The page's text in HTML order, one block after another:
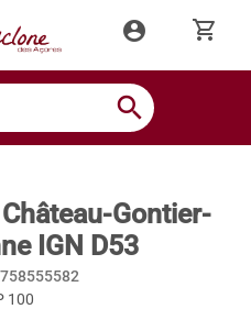
account_circle shopping_cart
search
Gontier-
IGN D53
100